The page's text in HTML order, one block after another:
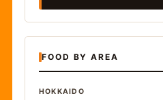
FOOD BY AREA
HOKKAIDO